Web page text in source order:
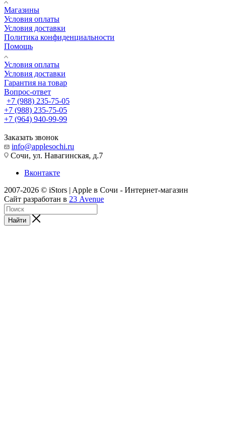
Магазины
Условия оплаты
Условия доставки
Политика конфиденциальности
Помощь
Условия оплаты
Условия доставки
Гарантия на товар
Вопрос-ответ
+7 (988) 235-75-05
+7 (988) 235-75-05
+7 (964) 940-99-99
Заказать звонок
info@applesochi.ru
Сочи, ул. Навагинская, д.7
Вконтакте
2007-2026 © iStors | Apple в Сочи - Интернет-магазин
Сайт разработан в 23 Avenue
Найти